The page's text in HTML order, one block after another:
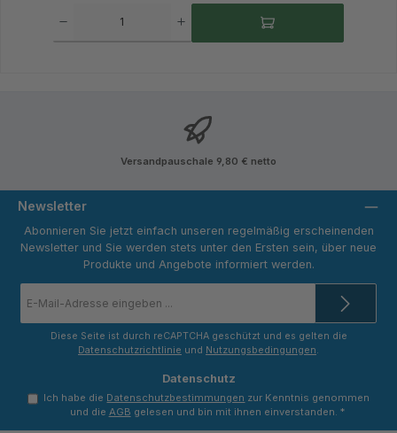
Versandpauschale 9,80 € netto
Newsletter
Abonnieren Sie jetzt einfach unseren regelmäßig erscheinenden
Newsletter und Sie werden stets unter den Ersten sein, über neue
Produkte und Angebote informiert werden.
Mail-
Diese Seite ist durch reCAPTCHA geschützt und es gelten die
Datenschutzrichtlinie und Nutzungsbedingungen.
Datenschutz
Ich habe die Datenschutzbestimmungen zur Kenntnis genommen
und die AGB gelesen und bin mit ihnen einverstanden. *